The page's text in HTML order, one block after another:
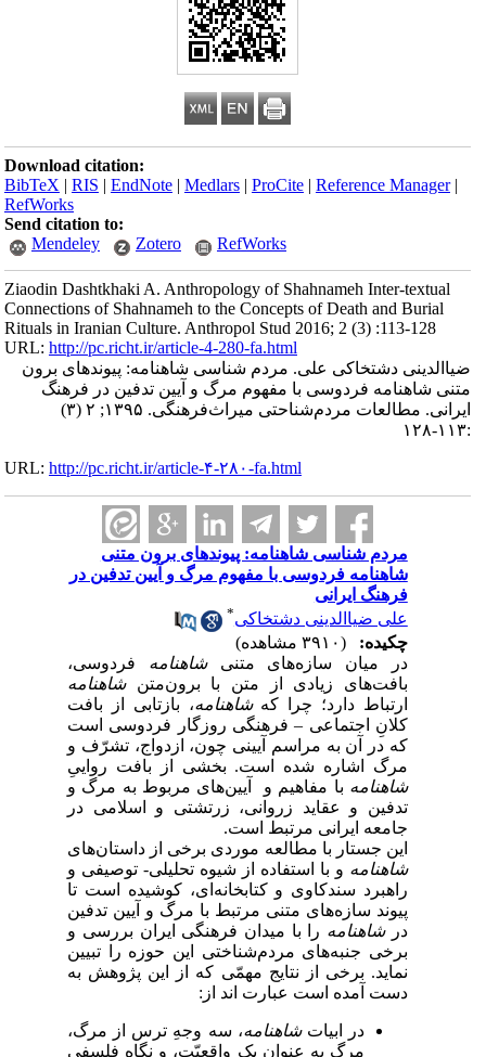
Download citation:
BibTeX |RIS |EndNote |Medlars |ProCite |Reference Manager
RefWorks
Send citation to:
Mendeley
Zotero RefWorks
Ziaodin Dashtkhaki A. Anthropology of Shahnameh Inter-textual
Connections of Shahnameh to the Concepts of Death and Burial
Rituals in Iranian Culture. Anthropol Stud 2016; 2 (3) :113-128
URL:http://pc.richt.ir/article-4-280-fa.html
ضیاالدینی دشتخاکی علی. مردم شناسی شاهنامه: پیوندهای برون
متنی شاهنامه فردوسی با مفهوم مرگ و آیین تدفین در فرهنگ
ایرانی. مطالعات مردم‌شناحتی میراث‌فرهنگی. ۱۳۹۵; ۲ (۳)
URL:http://pc.richt.ir/article-۴-۲۸۰-fa.html
مردم شناسی شاهنامه: پیوندهای برون متنی
شاهنامه فردوسی با مفهوم مرگ و آیین تدفین در
فرهنگ ایرانی
علی ضیاالدینی دشتخاکی
چکیده:
در میان سازه‌های متنی
شاهنامهفردوسی،
بافت‌های زیادی از متن با برون‌متن شاهنامه
ارتباط دارد؛ چرا کهشاهنامه، بازتابی از بافت
کلانِ اجتماعی – فرهنگی روزگار فردوسی است
که در آن به مراسم آیینی چون، ازدواج، تشرّف و
مرگ اشاره شده است. بخشی از بافت رواییِ
شاهنامهبا مفاهیم و آیین‌های مربوط به مرگ و
تدفین و عقاید زروانی، زرتشتی و اسلامی در
جامعه ایرانی مرتبط است.
این جستار با مطالعه موردی برخی از داستان‌های
شاهنامهو با استفاده از شیوه تحلیلی- توصیفی و
راهبرد سندکاوی و کتابخانه‌ای، کوشیده است تا
پیوند سازه‌های متنی مرتبط با مرگ و آیین تدفین
در شاهنامهرا با میدان فرهنگی ایران بررسی و
برخی جنبه‌های مردم‌شناختی این حوزه را تبیین
نماید. برخی از نتایج مهمّی که از این پژوهش به
دست آمده است عبارت اند از:
در ابیاتشاهنامه، سه وجهِ ترس از مرگ،
مرگ به عنوان یک واقعیّت، و نگاه فلسفی